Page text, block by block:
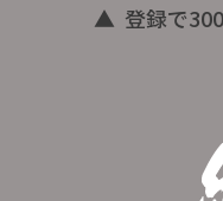
登録で